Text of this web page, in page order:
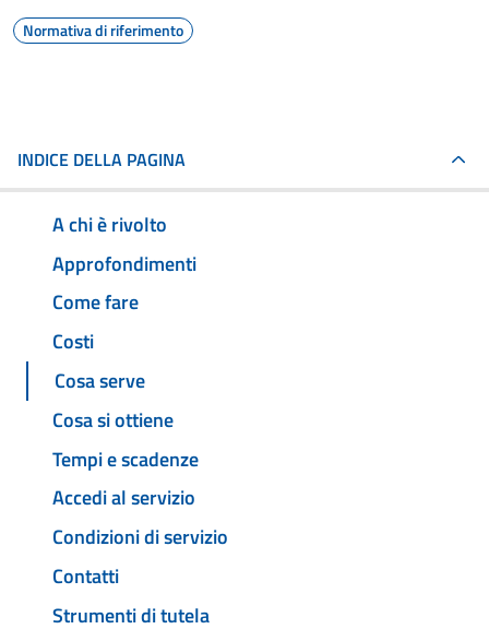
Normativa di riferimento
INDICE DELLA PAGINA
A chi è rivolto
Approfondimenti
Come fare
Costi
Cosa serve
Cosa si ottiene
Tempi e scadenze
Accedi al servizio
Condizioni di servizio
Contatti
Strumenti di tutela